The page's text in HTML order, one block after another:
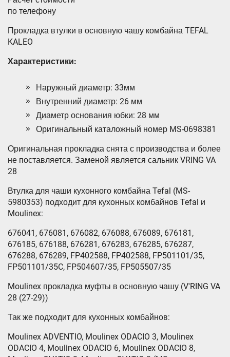
по телефону
Прокладка втулки в основную чашу комбайна TEFAL
KALEO
Характеристики:
Наружный диаметр: 33мм
Внутренний диаметр: 26 мм
Диаметр основания юбки: 28 мм
Оригинальный каталожный номер MS-0698381
Оригинальная прокладка снята с производства и более
не поставляется. Заменой является сальник VRING VA
28
Втулка для чаши кухонного комбайна Tefal (MS-
5980353) подходит для кухонных комбайнов Tefal и
Moulinex:
676041, 676081, 676082, 676088, 676089, 676181,
676185, 676188, 676281, 676283, 676285, 676287,
676288, 676289, FP402588, FP402588, FP501101/35,
FP501101/35C, FP504607/35, FP505507/35
Moulinex прокладка муфты в основную чашу (V'RING VA
28 (27-29))
Так же подходит для кухонных комбайнов:
Moulinex ADVENTIO, Moulinex ODACIO 3, Moulinex
ODACIO 4, Moulinex ODACIO 6, Moulinex ODACIO 8,